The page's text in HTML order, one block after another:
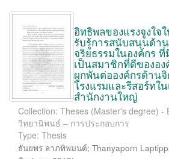
อิทธิพลของแรงจูงใจ
รับรู้การสนับสนุนด้า
จริยธรรมในองค์กร
เป็นสมาชิกที่ดีของอ
ผูกพันต่อองค์กรด้าน
โรงแรมและรีสอร์ทใ
สำนักงานใหญ่
Collection: Theses (Master's degree) -
วิทยานิพนธ์ – การประกอบการ
Type: Thesis
ธันยพร ลาภทิพมนต์; Thanyaporn